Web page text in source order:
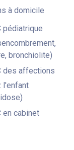
à domicile
pédiatrique
bronchiolite)
des affections
l'enfant
en cabinet